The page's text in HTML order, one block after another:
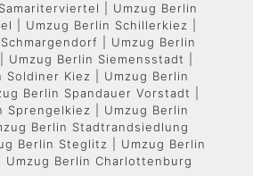
| Umzug Berlin
| Umzug Berlin Schillerkiez |
| Umzug Berlin
Umzug Berlin Siemensstadt |
Soldiner Kiez | Umzug Berlin
Berlin Spandauer Vorstadt |
Sprengelkiez | Umzug Berlin
Berlin Stadtrandsiedlung
Berlin Steglitz | Umzug Berlin
Umzug Berlin Charlottenburg